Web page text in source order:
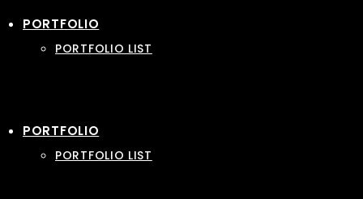
PORTFOLIO
PORTFOLIO LIST
PORTFOLIO
PORTFOLIO LIST